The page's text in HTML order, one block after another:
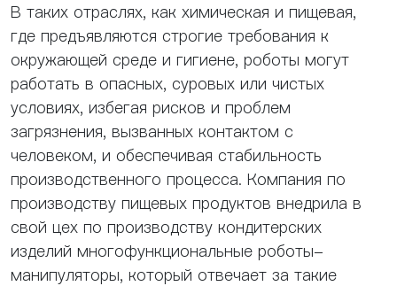
В таких отраслях, как химическая и пищевая,
где предъявляются строгие требования к
окружающей среде и гигиене, роботы могут
работать в опасных, суровых или чистых
условиях, избегая рисков и проблем
загрязнения, вызванных контактом с
человеком, и обеспечивая стабильность
производственного процесса. Компания по
производству пищевых продуктов внедрила в
свой цех по производству кондитерских
изделий многофункциональные роботы-
манипуляторы, который отвечает за такие